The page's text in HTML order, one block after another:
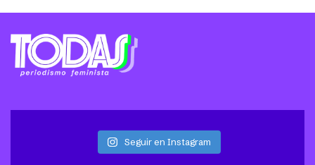
Seguir en Instagram